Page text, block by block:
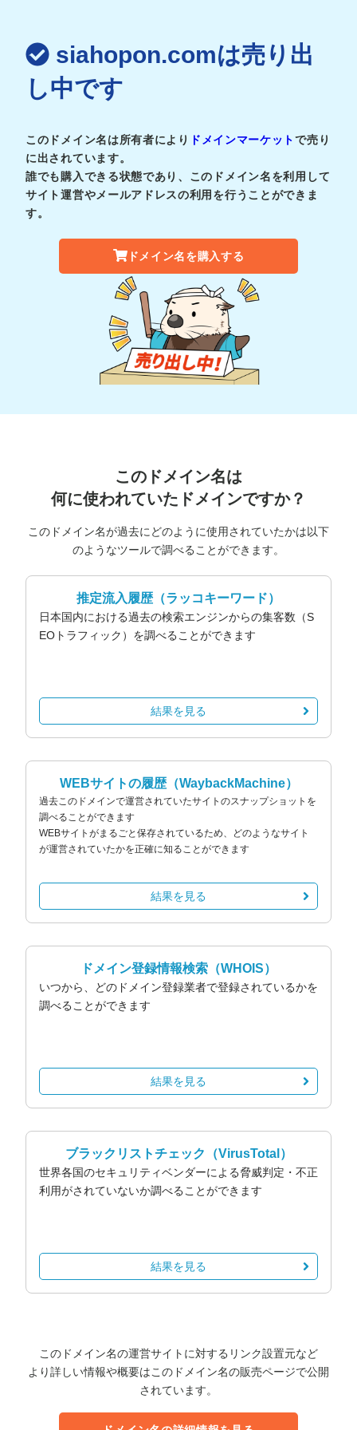
siahopon.comは売り出
し中です
このドメイン名は所有者により ドメインマーケットで売り
に出されています。
誰でも購入できる状態であり、このドメイン名を利用して
サイト運営やメールアドレスの利用を行うことができま
す。
ドメイン名を購入する
このドメイン名は
何に使われていたドメインですか？
このドメイン名が過去にどのように使用されていたかは以下
のようなツールで調べることができます。
推定流入履歴（ラッコキーワード）
日本国内における過去の検索エンジンからの集客数（S
EOトラフィック）を調べることができます
結果を見る
WEBサイトの履歴（WaybackMachine）
過去このドメインで運営されていたサイトのスナップショットを
調べることができます
WEBサイトがまるごと保存されているため、どのようなサイト
が運営されていたかを正確に知ることができます
結果を見る
ドメイン登録情報検索 （WHOIS）
いつから、どのドメイン登録業者で登録されているかを
調べることができます
結果を見る
ブラックリストチェック （VirusTotal）
世界各国のセキュリティベンダーによる脅威判定・不正
利用がされていないか調べることができます
結果を見る
このドメイン名の運営サイトに対するリンク設置元など
より詳しい情報や概要はこのドメイン名の販売ページで公開
されています。